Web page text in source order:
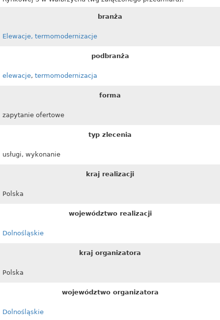
branża
Elewacje, termomodernizacje
podbranża
elewacje, termomodernizacja
forma
zapytanie ofertowe
typ zlecenia
usługi, wykonanie
kraj realizacji
Polska
województwo realizacji
Dolnośląskie
kraj organizatora
Polska
województwo organizatora
Dolnośląskie